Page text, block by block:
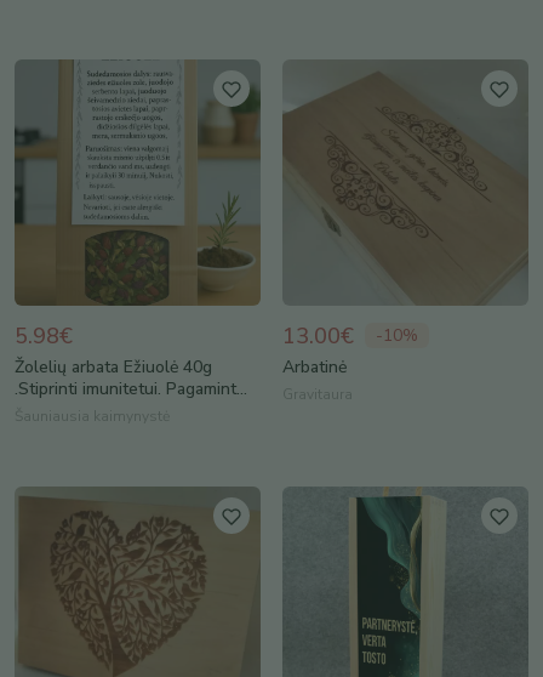
5.98€
Žolelių arbata Ežiuolė 40g
.Stiprinti imunitetui. Pagamint...
Šauniausia kaimynystė
13.00€ -10%
Arbatinė
Gravitaura